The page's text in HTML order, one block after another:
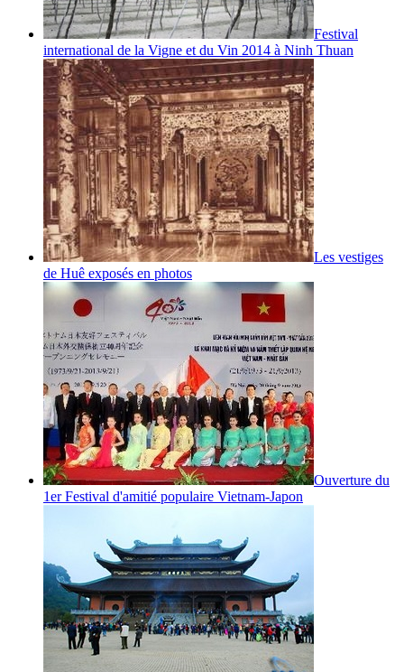
Festival
international de la Vigne et du Vin 2014 à Ninh Thuan
Les vestiges
de Huê exposés en photos
Ouverture du
1er Festival d'amitié populaire Vietnam-Japon